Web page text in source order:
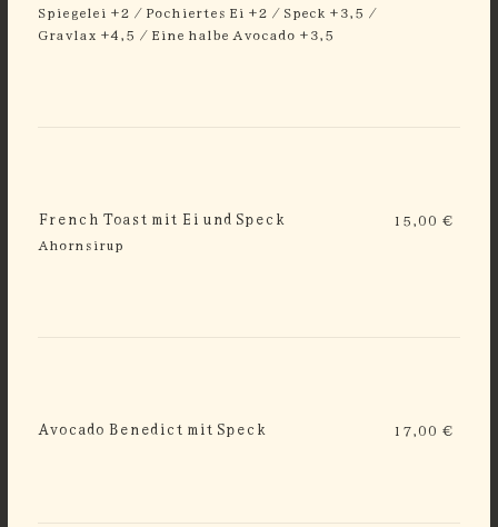
Spiegelei +2 / Pochiertes Ei +2 / Speck +3,5 /
Gravlax +4,5 / Eine halbe Avocado +3,5
French Toast mit Ei und Speck
Ahornsirup
15,00 €
Avocado Benedict mit Speck 17,00 €